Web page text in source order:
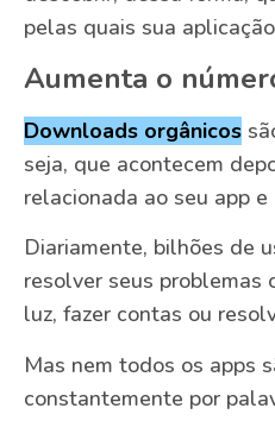
pelas quais sua
Aumenta o
Downloads orgânicos
seja, que acontecem
relacionada ao seu app
Diariamente, bilhões de
resolver seus problemas
luz, fazer contas ou
Mas nem todos os apps
constantemente por